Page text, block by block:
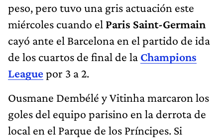
peso, pero tuvo una gris actuación este
miércoles cuando el Paris Saint-Germain
cayó ante el Barcelona en el partido de ida
de los cuartos de final de la Champions
Leaguepor 3 a 2.
Ousmane Dembélé y Vitinha marcaron los
goles del equipo parisino en la derrota de
local en el Parque de los Príncipes. Si